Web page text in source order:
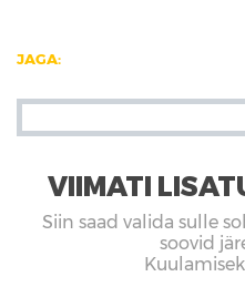
JAGA:
VIIMATI
Siin saad valida sulle
soovid